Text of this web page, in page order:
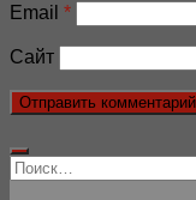
Email *
Сайт
Найти: